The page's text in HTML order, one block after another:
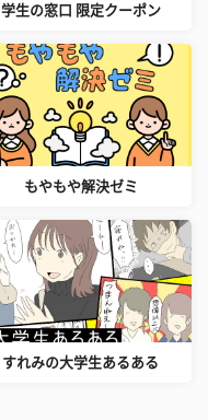
学生の窓口 限定クーポン
もやもや解決ゼミ
すれみの大学生あるある